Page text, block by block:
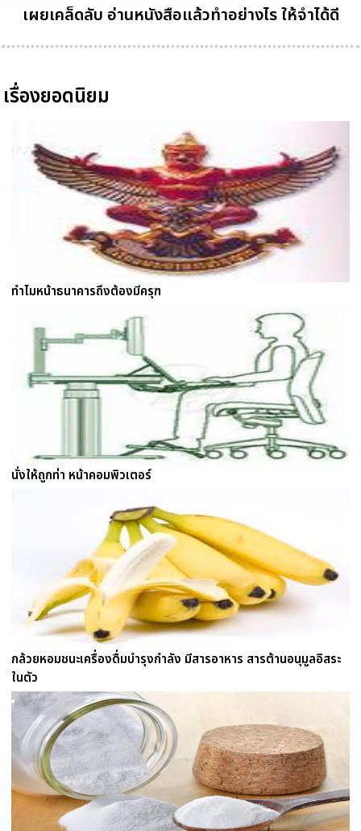
เผยเคล็ดลับ อ่านหนังสือแล้วทำอย่างไร ให้จำได้ดี
เรื่องยอดนิยม
ทำไมหน้าธนาคารถึงต้องมีครุฑ
นั่งให้ถูกท่า หน้าคอมพิวเตอร์
กล้วยหอมชนะเครื่องดื่มบำรุงกำลัง มีสารอาหาร สารต้านอนุมูลอิสระ
ในตัว